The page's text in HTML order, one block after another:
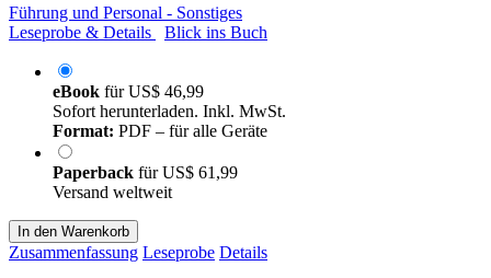
Führung und Personal - Sonstiges
Leseprobe & Details
Blick ins Buch
eBook fürUS$ 46,99
Sofort herunterladen. Inkl. MwSt.
Format: PDF – für alle Geräte
Paperback fürUS$ 61,99
Versand weltweit
In den Warenkorb
Zusammenfassung Leseprobe Details